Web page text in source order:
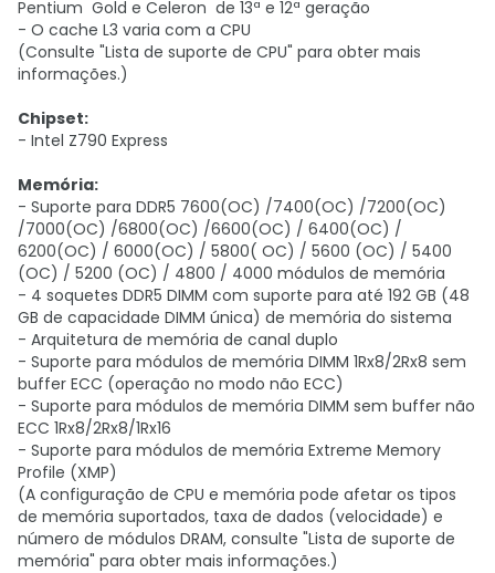
Pentium Gold e Celeron de 13ª e 12ª geração
- O cache L3 varia com a CPU
(Consulte "Lista de suporte de CPU" para obter mais
informações.)
Chipset:
- Intel Z790 Express
Memória:
- Suporte para DDR5 7600(OC) /7400(OC) /7200(OC)
/7000(OC) /6800(OC) /6600(OC) / 6400(OC) /
6200(OC) / 6000(OC) / 5800( OC) / 5600 (OC) / 5400
(OC) / 5200 (OC) / 4800 / 4000 módulos de memória
- 4 soquetes DDR5 DIMM com suporte para até 192 GB (48
GB de capacidade DIMM única) de memória do sistema
- Arquitetura de memória de canal duplo
- Suporte para módulos de memória DIMM 1Rx8/2Rx8 sem
buffer ECC (operação no modo não ECC)
- Suporte para módulos de memória DIMM sem buffer não
ECC 1Rx8/2Rx8/1Rx16
- Suporte para módulos de memória Extreme Memory
Profile (XMP)
(A configuração de CPU e memória pode afetar os tipos
de memória suportados, taxa de dados (velocidade) e
número de módulos DRAM, consulte "Lista de suporte de
memória" para obter mais informações.)